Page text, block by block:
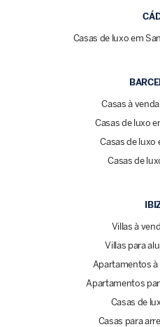
Casas de luxo em
Casas à
Casas de luxo
Casas de luxo
Casas de
Villas à
Villas para
Apartamentos à
Apartamentos
Casas de
Casas para